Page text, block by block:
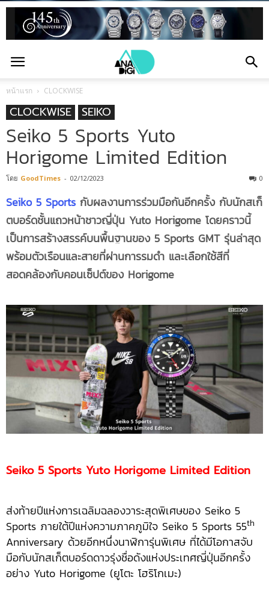
หน้าแรก CLOCKWISE
CLOCKWISE SEIKO
Seiko 5 Sports Yuto
Horigome Limited Edition
โดย GoodTimes - 02/12/2023 0
Seiko 5 Sports กับผลงานการร่วมมือกันอีกครั้ง กับนักสเก็
ตบอร์ดชั้นแถวหน้าชาวญี่ปุ่น Yuto Horigome โดยคราวนี้
เป็นการสร้างสรรค์บนพื้นฐานของ 5 Sports GMT รุ่นล่าสุด
พร้อมตัวเรือนและสายที่ผ่านการรมดำ และเลือกใช้สีที่
สอดคล้องกับคอนเซ็ปต์ของ Horigome
Seiko 5 Sports Yuto Horigome Limited Edition
ส่งท้ายปีแห่งการเฉลิมฉลองวาระสุดพิเศษของ Seiko 5
Sports ภายใต้ปีแห่งความภาคภูมิใจ Seiko 5 Sports 55th
Anniversary ด้วยอีกหนึ่งนาฬิการุ่นพิเศษ ที่ได้มีโอกาสจับ
มือกับนักสเก็ตบอร์ดดาวรุ่งชื่อดังแห่งประเทศญี่ปุ่นอีกครั้ง
อย่าง Yuto Horigome (ยูโตะ โฮริโกเมะ)